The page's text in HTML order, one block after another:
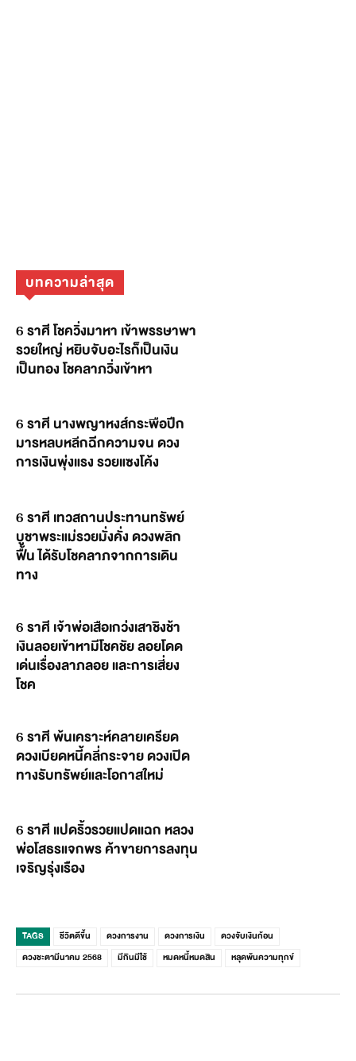
บทความล่าสุด
6 ราศี โชควิ่งมาหา เข้าพรรษาพา
รวยใหญ่ หยิบจับอะไรก็เป็นเงิน
เป็นทอง โชคลาภวิ่งเข้าหา
6 ราศี นางพญาหงส์กระพือปีก
มารหลบหลีกฉีกความจน ดวง
การเงินพุ่งแรง รวยแซงโค้ง
6 ราศี เทวสถานประทานทรัพย์
บูชาพระแม่รวยมั่งคั่ง ดวงพลิก
ฟื้น ได้รับโชคลาภจากการเดิน
ทาง
6 ราศี เจ้าพ่อเสือเกว่งเสาชิงช้า
เงินลอยเข้าหามีโชคชัย ลอยโดด
เด่นเรื่องลาภลอย และการเสี่ยง
โชค
6 ราศี พ้นเคราะห์คลายเครียด
ดวงเบียดหนี้คลี่กระจาย ดวงเปิด
ทางรับทรัพย์และโอกาสใหม่
6 ราศี แปดริ้วรวยแปดแฉก หลวง
พ่อโสธรแจกพร ค้าขายการลงทุน
เจริญรุ่งเรือง
TAGS ชีวิตดีขึ้น ดวงการงาน ดวงการเงิน
ดวงจับเงินก้อน
ดวงชะตามีนาคม 2568
มีกินมีใช้ หมดหนี้หมดสิน หลุดพ้นความทุกข์